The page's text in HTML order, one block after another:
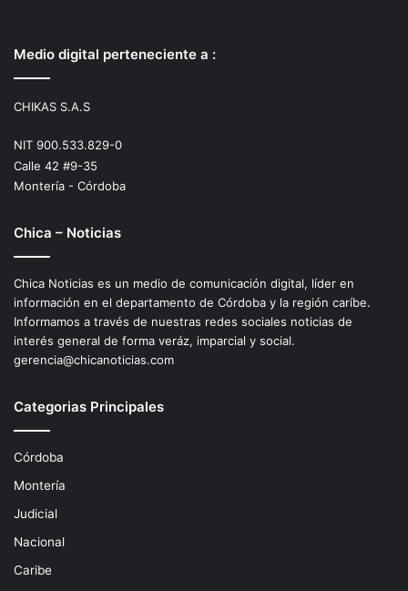
Medio digital perteneciente a :
CHIKAS S.A.S
NIT 900.533.829-0
Calle 42 #9-35
Montería - Córdoba
Chica – Noticias
Chica Noticias es un medio de comunicación digital, líder en
información en el departamento de Córdoba y la región caríbe.
Informamos a través de nuestras redes sociales noticias de
interés general de forma veráz, imparcial y social.
gerencia@chicanoticias.com
Categorias Principales
Córdoba
Montería
Judicial
Nacional
Caribe